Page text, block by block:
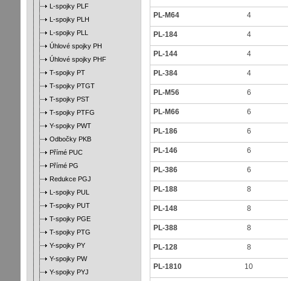
PL-M64 4
PL-184 4
PL-144 4
PL-384 4
PL-M56 6
PL-M66 6
PL-186 6
PL-146 6
PL-386 6
PL-188 8
PL-148 8
PL-388 8
PL-128 8
PL-1810 10
L-spojky PLF
L-spojky PLH
L-spojky PLL
Úhlové spojky PH
Úhlové spojky PHF
T-spojky PT
T-spojky PTGT
T-spojky PST
T-spojky PTFG
Y-spojky PWT
Odbočky PKB
Přímé PUC
Přímé PG
Redukce PGJ
L-spojky PUL
T-spojky PUT
T-spojky PGE
T-spojky PTG
Y-spojky PY
Y-spojky PW
Y-spojky PYJ